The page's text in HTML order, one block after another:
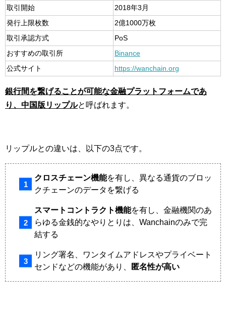
取引開始
2018年3月
発行上限枚数
2億1000万枚
取引承認方式
PoS
おすすめの取引所
Binance
公式サイト
https://wanchain.org
銀行間を繋げることが可能な金融プラットフォームであ
り、中国版リップルと呼ばれます。
リップルとの違いは、以下の3点です。
クロスチェーン機能を有し、異なる通貨のブロッ
クチェーンのデータを繋げる
スマートコントラクト機能を有し、金融機関のあ
らゆる金銭的なやりとりは、Wanchainのみで完
結する
リング署名、ワンタイムアドレスやプライベート
センドなどの機能があり、
匿名性が高い